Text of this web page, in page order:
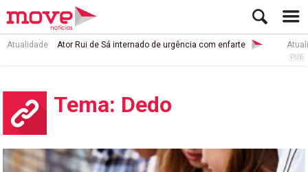
Atualidade Ator Rui de Sá internado de urgência com enfarte
Tema: Dedo